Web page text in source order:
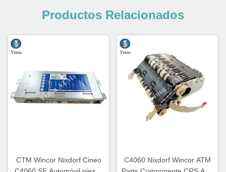
Productos Relacionados
CTM Wincor Nixdorf Cineo
C4060 Nixdorf Wincor ATM